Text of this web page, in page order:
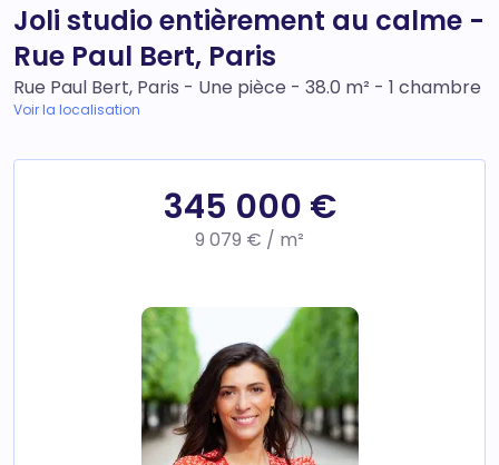
Joli studio entièrement au calme -
Rue Paul Bert, Paris
Rue Paul Bert, Paris - Une pièce - 38.0 m² - 1 chambre
Voir la localisation
345 000 €
9 079 € / m²